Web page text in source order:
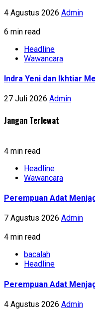
4 Agustus 2026 Admin
6 min read
Headline
Wawancara
Indra Yeni dan Ikhtiar
27 Juli 2026 Admin
Jangan Terlewat
4 min read
Headline
Wawancara
Perempuan Adat
7 Agustus 2026 Admin
4 min read
bacalah
Headline
Perempuan Adat
4 Agustus 2026 Admin